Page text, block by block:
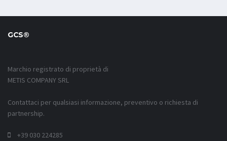
GCS®
Marchio registrato di proprietà di
METIS COMPANY SRL
Contattaci per qualsiasi informazione, preventivo o richiesta di
partnership.
+39 030 224285